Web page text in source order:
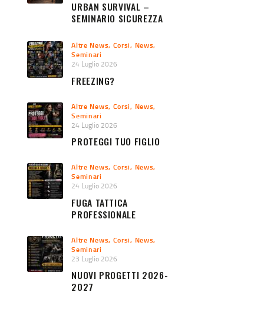
URBAN SURVIVAL –
SEMINARIO SICUREZZA
Altre News, Corsi, News,
Seminari
24 Luglio 2026
FREEZING?
Altre News, Corsi, News,
Seminari
24 Luglio 2026
PROTEGGI TUO FIGLIO
Altre News, Corsi, News,
Seminari
24 Luglio 2026
FUGA TATTICA
PROFESSIONALE
Altre News, Corsi, News,
Seminari
23 Luglio 2026
NUOVI PROGETTI 2026-
2027